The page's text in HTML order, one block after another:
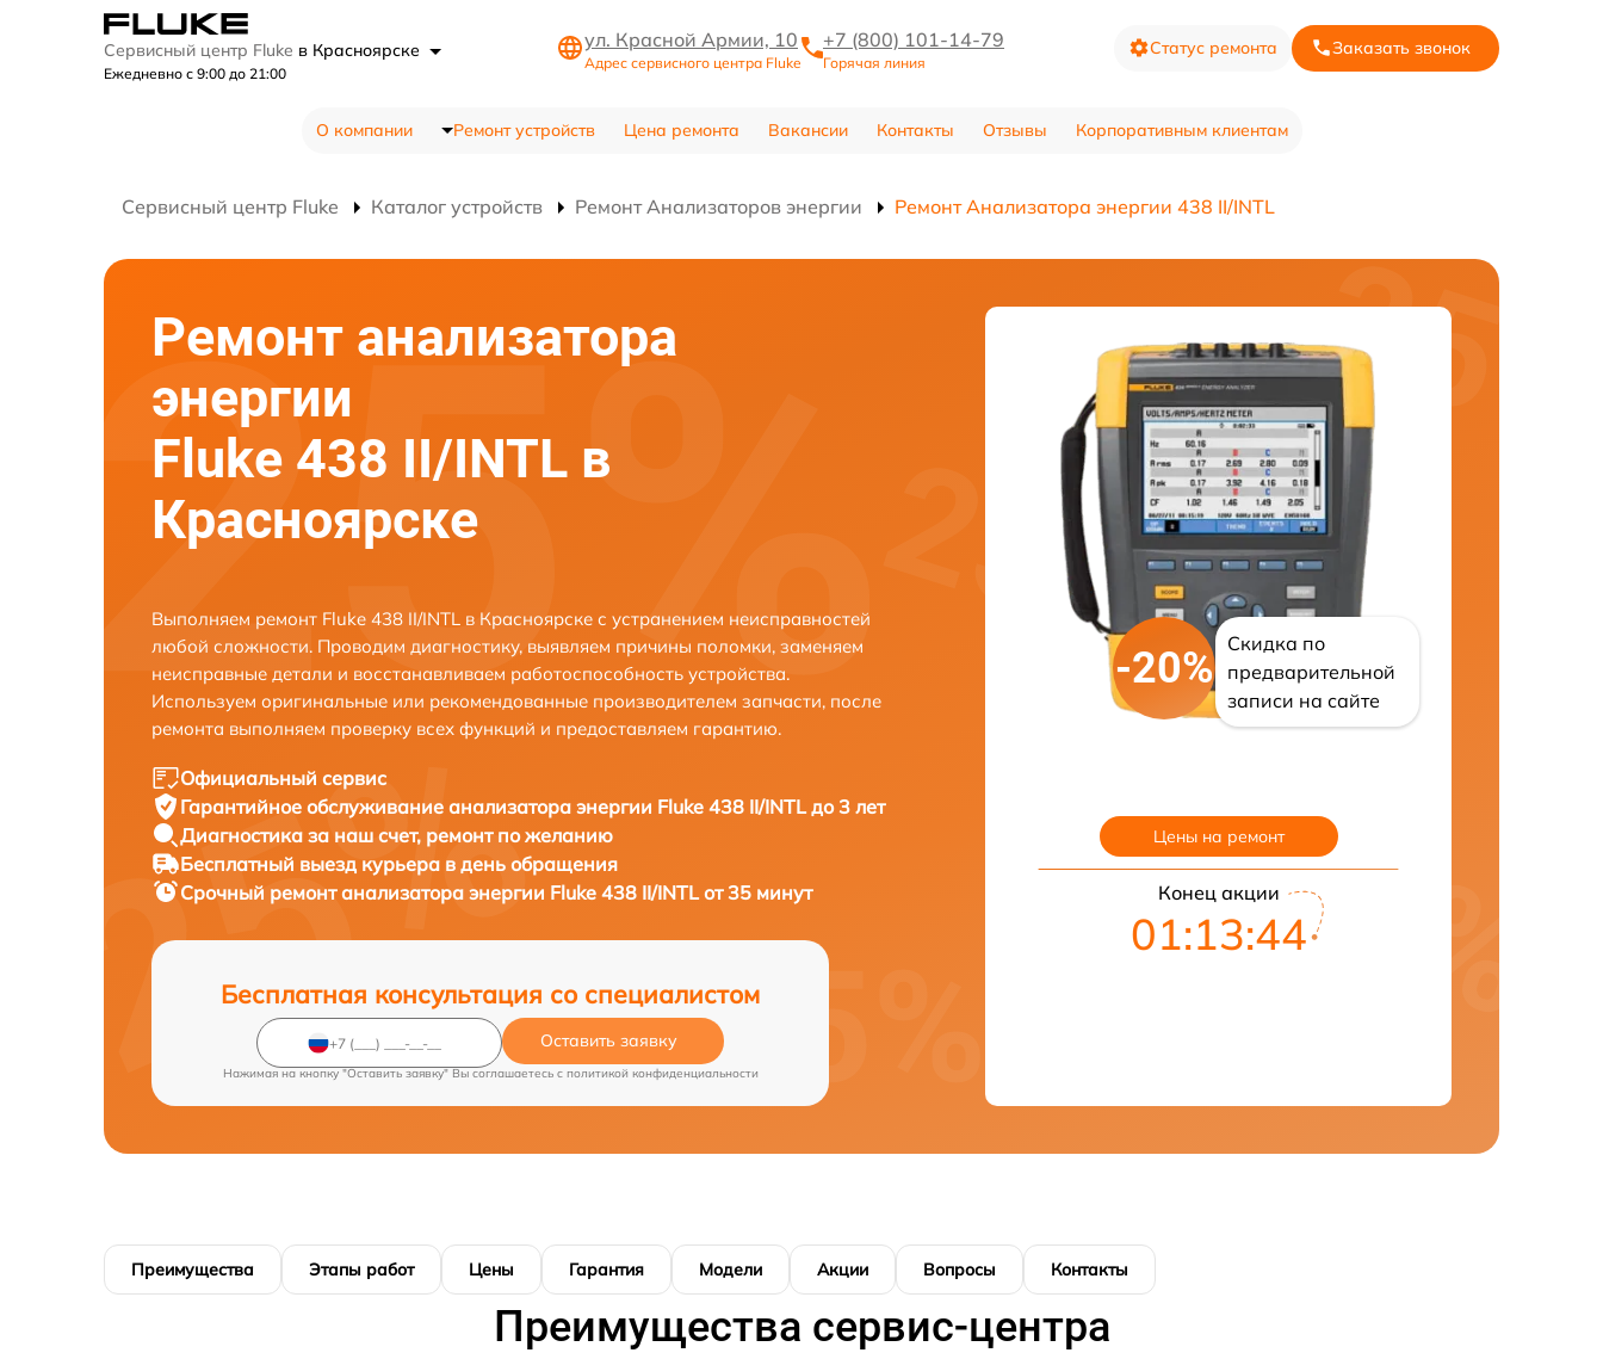
Сервисный центр Fluke в Красноярске
Ежедневно с 9:00 до 21:00
ул. Красной Армии, 10
Адрес сервисного центра Fluke
+7 (800) 101-14-79
Горячая линия
Статус ремонта Заказать звонок
О компании Ремонт устройств Цена ремонта Вакансии Контакты Отзывы Корпоративным клиентам
Сервисный центр Fluke Каталог устройств Ремонт Анализаторов энергии Ремонт Анализатора энергии 438 II/INTL
Ремонт анализатора
энергии
Fluke 438 II/INTL в
Красноярске
Выполняем ремонт Fluke 438 II/INTL в Красноярске с устранением неисправностей
любой сложности. Проводим диагностику, выявляем причины поломки, заменяем
неисправные детали и восстанавливаем работоспособность устройства.
Используем оригинальные или рекомендованные производителем запчасти, после
ремонта выполняем проверку всех функций и предоставляем гарантию.
Официальный сервис
Гарантийное обслуживание анализатора энергии Fluke 438 II/INTL до 3 лет
Диагностика за наш счет, ремонт по желанию
Бесплатный выезд курьера в день обращения
Срочный ремонтанализатора энергии Fluke 438 II/INTL от 35 минут
Бесплатная консультация со специалистом
Оставить заявку
Нажимая на кнопку "Оставить заявку" Вы соглашаетесь c политикой конфиденциальности
-20%
Скидка по
предварительной
записи на сайте
Цены на ремонт
Конец акции
01:13:43
Преимущества Этапы работ Цены Гарантия Модели Акции Вопросы Контакты
Преимущества сервис-центра